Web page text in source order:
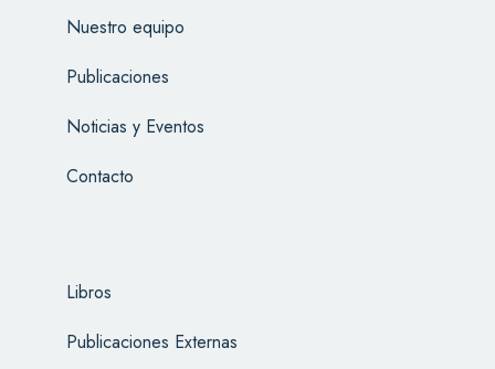
Nuestro equipo
Publicaciones
Noticias y Eventos
Contacto
Libros
Publicaciones Externas